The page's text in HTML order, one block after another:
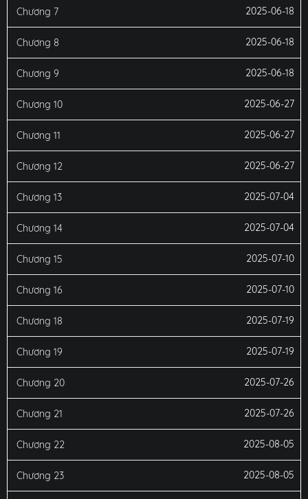
Chương 7 2025-06-18
Chương 8 2025-06-18
Chương 9 2025-06-18
Chương 10 2025-06-27
Chương 11 2025-06-27
Chương 12 2025-06-27
Chương 13 2025-07-04
Chương 14 2025-07-04
Chương 15 2025-07-10
Chương 16 2025-07-10
Chương 18 2025-07-19
Chương 19 2025-07-19
Chương 20 2025-07-26
Chương 21 2025-07-26
Chương 22 2025-08-05
Chương 23 2025-08-05